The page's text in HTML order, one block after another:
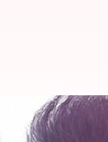
సరికొత్త